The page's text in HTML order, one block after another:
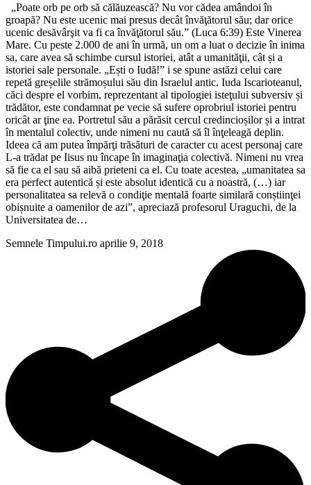
„Poate orb pe orb să călăuzească? Nu vor cădea amândoi în
groapă? Nu este ucenic mai presus decât învăţătorul său; dar orice
ucenic desăvârşit va fi ca învăţătorul său.” (Luca 6:39) Este Vinerea
Mare. Cu peste 2.000 de ani în urmă, un om a luat o decizie în inima
sa, care avea să schimbe cursul istoriei, atât a umanităţii, cât și a
istoriei sale personale. „Ești o Iudă!” i se spune astăzi celui care
repetă greșelile strămoșului său din Israelul antic. Iuda Iscarioteanul,
căci despre el vorbim, reprezentant al tipologiei isteţului subversiv și
trădător, este condamnat pe vecie să sufere oprobriul istoriei pentru
oricât ar ţine ea. Portretul său a părăsit cercul credincioșilor și a intrat
în mentalul colectiv, unde nimeni nu caută să îl înţeleagă deplin.
Ideea că am putea împărţi trăsături de caracter cu acest personaj care
L-a trădat pe Iisus nu încape în imaginaţia colectivă. Nimeni nu vrea
să fie ca el sau să aibă prieteni ca el. Cu toate acestea, „umanitatea sa
era perfect autentică și este absolut identică cu a noastră, (…) iar
personalitatea sa relevă o condiţie mentală foarte similară conștiinţei
obișnuite a oamenilor de azi”, apreciază profesorul Uraguchi, de la
Universitatea de…
Semnele Timpului.ro aprilie 9, 2018